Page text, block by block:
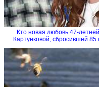
Кто новая любовь 47-летней
Картунковой, сбросившей 85